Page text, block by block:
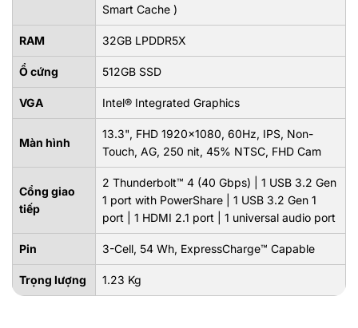
Smart Cache )
RAM 32GB LPDDR5X
Ổ cứng 512GB SSD
VGA Intel® Integrated Graphics
Màn hình
13.3", FHD 1920x1080, 60Hz, IPS, Non-
Touch, AG, 250 nit, 45% NTSC, FHD Cam
Cổng giao
tiếp
2 Thunderbolt™ 4 (40 Gbps) | 1 USB 3.2 Gen
1 port with PowerShare | 1 USB 3.2 Gen 1
port | 1 HDMI 2.1 port | 1 universal audio port
Pin 3-Cell, 54 Wh, ExpressCharge™ Capable
Trọng lượng 1.23 Kg